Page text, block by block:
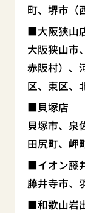
町、堺市（
大阪狭山
大阪狭山市
赤阪村）、
区、東区、
貝塚店
貝塚市、泉
田尻町、岬
イオン藤
藤井寺市、
和歌山岩